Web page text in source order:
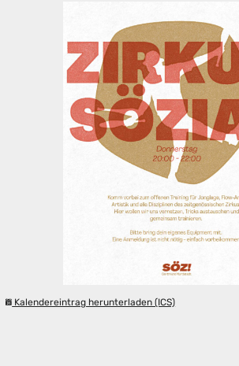
Kalendereintrag herunterladen (ICS)